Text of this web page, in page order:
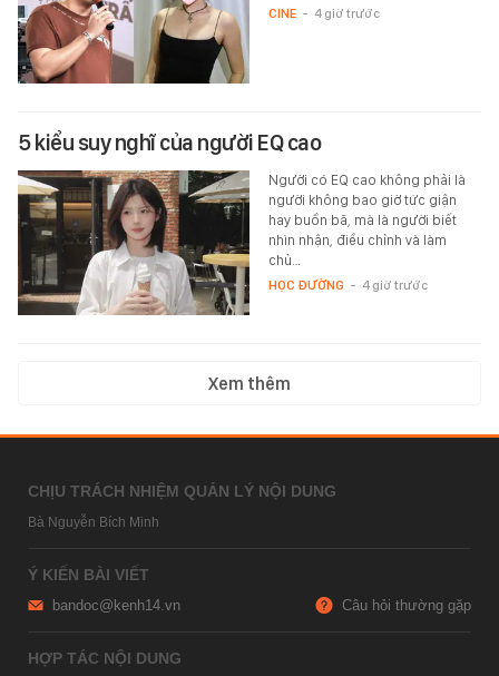
CINE - 4 giờ trước
5 kiểu suy nghĩ của người EQ cao
Người có EQ cao không phải là
người không bao giờ tức giận
hay buồn bã, mà là người biết
nhìn nhận, điều chỉnh và làm
chủ…
HỌC ĐƯỜNG - 4 giờ trước
Xem thêm
CHỊU TRÁCH NHIỆM QUẢN LÝ NỘI DUNG
Bà Nguyễn Bích Minh
Ý KIẾN BÀI VIẾT
bandoc@kenh14.vn Câu hỏi thường gặp
HỢP TÁC NỘI DUNG